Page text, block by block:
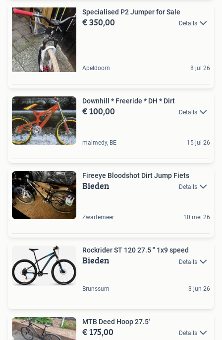
Specialised P2 Jumper for Sale
€ 350,00 Details
Apeldoorn 8 jul 26
Downhill * Freeride * DH * Dirt
€ 100,00 Details
malmedy, BE 15 jul 26
Fireeye Bloodshot Dirt Jump Fiets
Bieden Details
Zwartemeer 10 mei 26
Rockrider ST 120 27.5 " 1x9 speed
Bieden Details
Brunssum 3 jun 26
MTB Deed Hoop 27.5'
€ 175,00 Details